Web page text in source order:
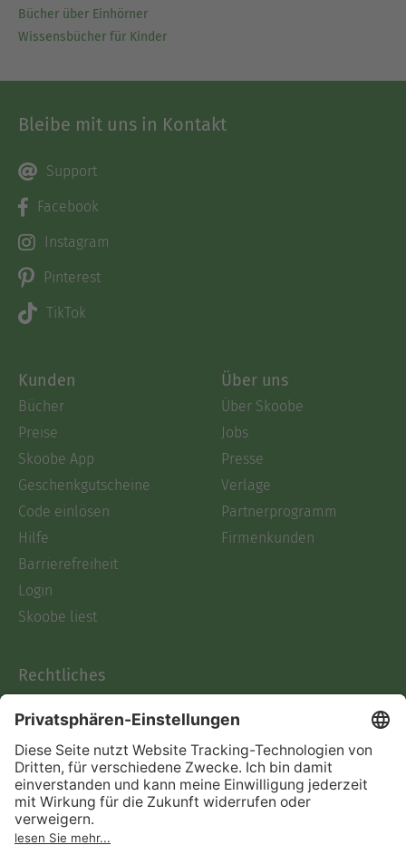
Bücher über Einhörner
Wissensbücher für Kinder
Bleibe mit uns in Kontakt
Support
Facebook
Instagram
Pinterest
TikTok
Kunden
Bücher
Preise
Skoobe App
Geschenkgutscheine
Code einlösen
Hilfe
Barrierefreiheit
Login
Skoobe liest
Über uns
Über Skoobe
Jobs
Presse
Verlage
Partnerprogramm
Firmenkunden
Rechtliches
AGB
Informationen nach Data
Act
Verträge hier kündigen
Impressum